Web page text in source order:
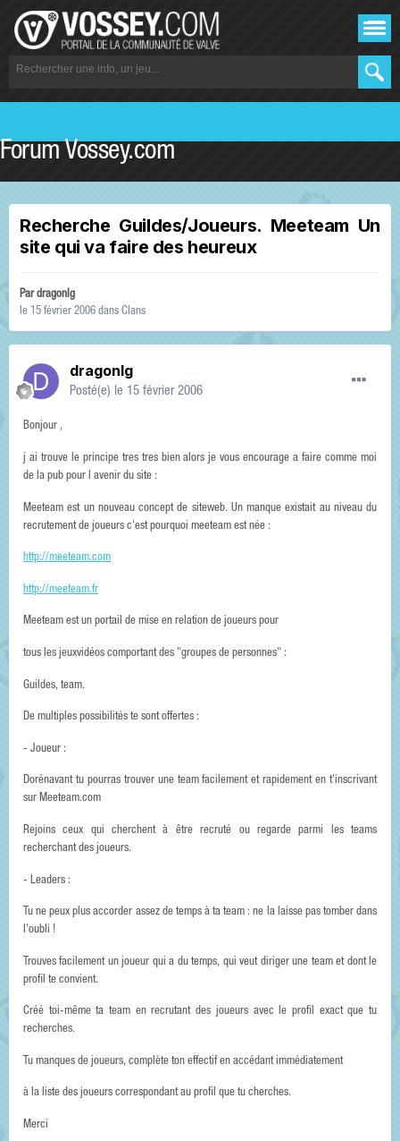
Forum Vossey.com
Recherche Guildes/Joueurs. Meeteam Un
site qui va faire des heureux
Pardragonlg
le 15 février 2006 dans Clans
dragonlg
Posté(e) le 15 février 2006
Bonjour ,
j ai trouve le principe tres tres bien alors je vous encourage a faire comme moi
de la pub pour l avenir du site :
Meeteam est un nouveau concept de siteweb. Un manque existait au niveau du
recrutement de joueurs c'est pourquoi meeteam est née :
http://meeteam.com
http://meeteam.fr
Meeteam est un portail de mise en relation de joueurs pour
tous les jeuxvidéos comportant des "groupes de personnes" :
Guildes, team.
De multiples possibilités te sont offertes :
- Joueur :
Dorénavant tu pourras trouver une team facilement et rapidement en t'inscrivant
sur Meeteam.com
Rejoins ceux qui cherchent à être recruté ou regarde parmi les teams
recherchant des joueurs.
- Leaders :
Tu ne peux plus accorder assez de temps à ta team : ne la laisse pas tomber dans
l'oubli !
Trouves facilement un joueur qui a du temps, qui veut diriger une team et dont le
profil te convient.
Créé toi-même ta team en recrutant des joueurs avec le profil exact que tu
recherches.
Tu manques de joueurs, complète ton effectif en accédant immédiatement
à la liste des joueurs correspondant au profil que tu cherches.
Merci